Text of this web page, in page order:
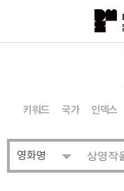
키워드 국가 인덱스
영화명